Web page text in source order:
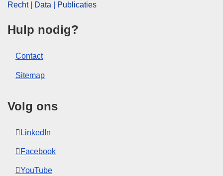
Recht | Data | Publicaties
Hulp nodig?
Contact
Sitemap
Volg ons
LinkedIn
Facebook
YouTube